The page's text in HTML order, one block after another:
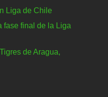
Liga de Chile
fase final de la Liga
de Aragua,